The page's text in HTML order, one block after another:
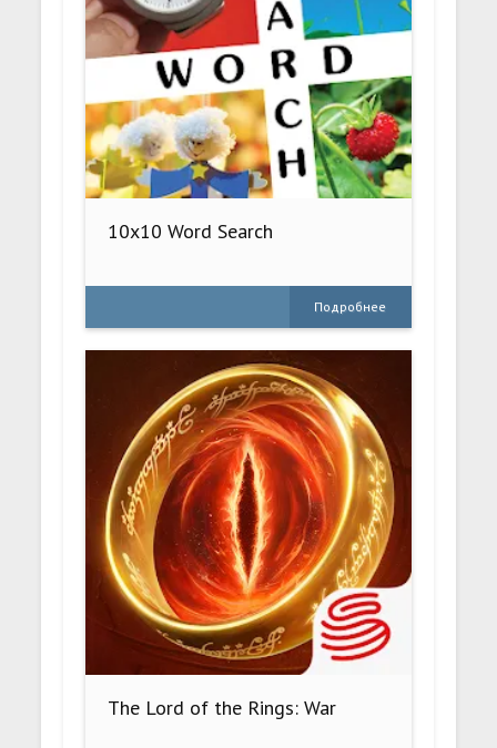
10x10 Word Search
Подробнее
The Lord of the Rings: War